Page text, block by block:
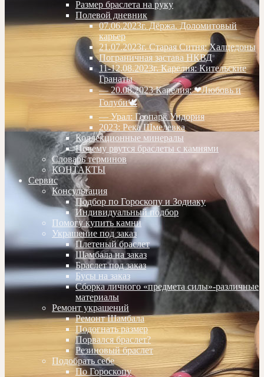
Размер браслета на руку
Полевой дневник
07.06.2023г. Дёржа. Доломитовый
карьер
21.07.2023г. Старая Ситня: Халцедоны
Пограничная застава НКВД
11-12.08.2023г. Карелия: Кительские
Гранаты
— 20.08.2023 Карелия: ❤Любовь и
Голуби🕊
— Урал: Геопарк Ундория
2023: Река Шмелевка
Коллекционные минералы
Почему рвутся браслеты с камнями
Словарь терминов
КОНТАКТЫ
Сервис
Консультация
Подбор по Гороскопу и Зодиаку
Индивидуальный подбор
Помогу купить камни
Украшение под заказ
Плетеный браслет
Шамбала на заказ
Браслет под заказ
Бусы на заказ
Сборка личного «предмета силы»-различные
материалы
Ремонт украшений
Ремонт Шамбала
Подогнать размер
Порвался браслет?
Резиновый браслет
Подобрать себе
По Гороскопу